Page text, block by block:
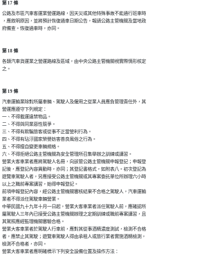
第 17 條
公路及市區汽車客運業營運路線，因天災或其他特殊事故不能通行班車時
，應敘明原因，並將預計恢復通車日期公告，報請公路主管機關及當地政
府備查。恢復通車時，亦同。
第 18 條
各類汽車貨運業之營運路線及區域，由中央公路主管機關視實際情形核定
之。
第 19 條
汽車運輸業除對所屬車輛、駕駛人及僱用之從業人員應負管理責任外，其
營運應遵守下列規定：
一、不得載運違禁物品。
二、不得與同業惡性競爭。
三、不得有欺騙旅客或從事不正當營利行為。
四、不得有玷汙國家榮譽妨害善良風俗之行為。
五、不得擅自變更車輛規格。
六、不得拒絕公路主管機關為安全管理所召集舉辦之訓練或講習。
營業大客車業者應將駕駛人名冊，向該管公路主管機關申報登記；申報登
記後，應登記內容異動時，亦同；其登記書格式，如附表八。初次登記為
遊覽車駕駛人者，另應接受公路主管機關或其專案委託單位所辦理六小時
以上之職前專案講習，始得申報登記。
前項申報登記內容，經公路主管機關審核結果不合格之駕駛人，汽車運輸
業者不得派任駕駛車輛營業。
中華民國九十九年十月一日起，營業大客車業者派任駕駛人前，應確認所
屬駕駛人三年內已接受公路主管機關辦理之定期訓練或職前專案講習，且
其駕照應經監理機關審驗合格。
營業大客車業者於駕駛人行車前，應對其從事酒精濃度測試，檢測不合格
者，應禁止其駕駛；遊覽車駕駛人得由承租人或旅行業者實施酒精檢測，
檢測不合格者，亦同。
營業大客車業者應明確標示下列安全設備位置及操作方法：